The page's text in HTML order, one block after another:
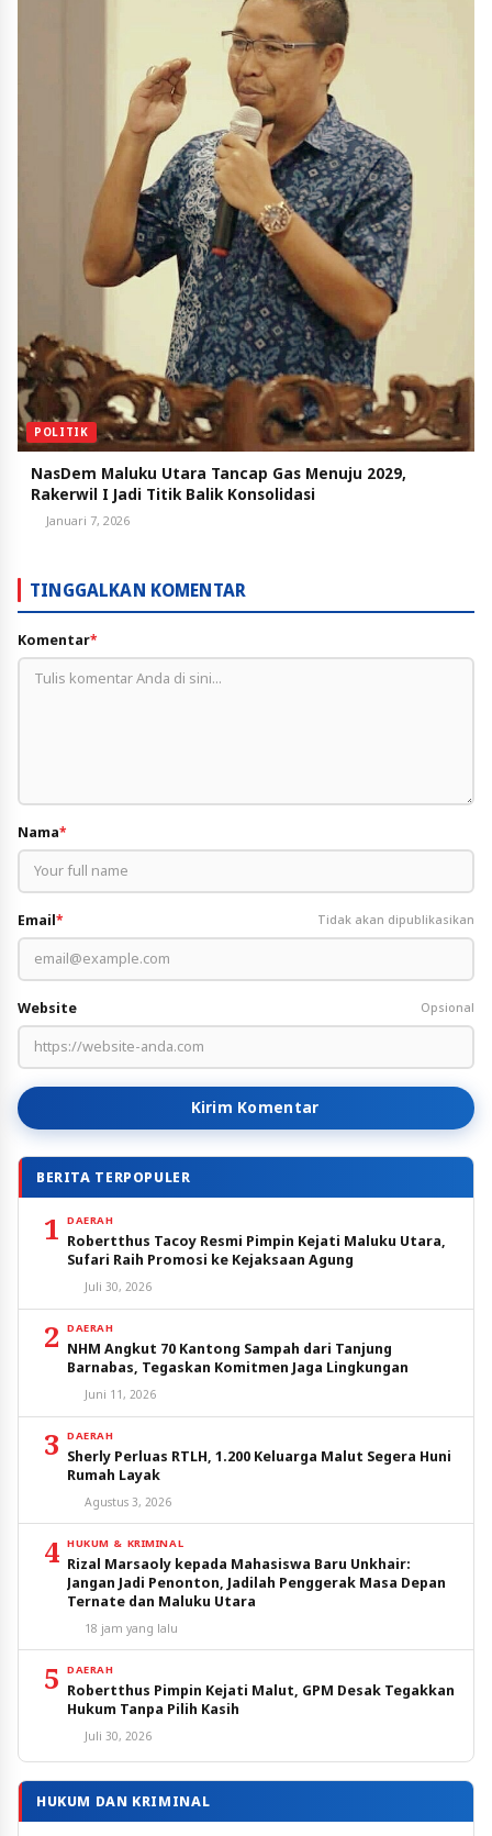
POLITIK
NasDem Maluku Utara Tancap Gas Menuju 2029,
Rakerwil I Jadi Titik Balik Konsolidasi
Januari 7, 2026
TINGGALKAN KOMENTAR
Komentar*
Nama*
Email* Tidak akan dipublikasikan
Website Opsional
Kirim Komentar
BERITA TERPOPULER
1 DAERAH
Robertthus Tacoy Resmi Pimpin Kejati Maluku Utara,
Sufari Raih Promosi ke Kejaksaan Agung
Juli 30, 2026
2 DAERAH
NHM Angkut 70 Kantong Sampah dari Tanjung
Barnabas, Tegaskan Komitmen Jaga Lingkungan
Juni 11, 2026
3 DAERAH
Sherly Perluas RTLH, 1.200 Keluarga Malut Segera Huni
Rumah Layak
Agustus 3, 2026
4 HUKUM & KRIMINAL
Rizal Marsaoly kepada Mahasiswa Baru Unkhair:
Jangan Jadi Penonton, Jadilah Penggerak Masa Depan
Ternate dan Maluku Utara
18 jam yang lalu
5 DAERAH
Robertthus Pimpin Kejati Malut, GPM Desak Tegakkan
Hukum Tanpa Pilih Kasih
Juli 30, 2026
HUKUM DAN KRIMINAL